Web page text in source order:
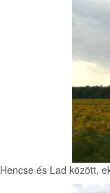
és Lad között,